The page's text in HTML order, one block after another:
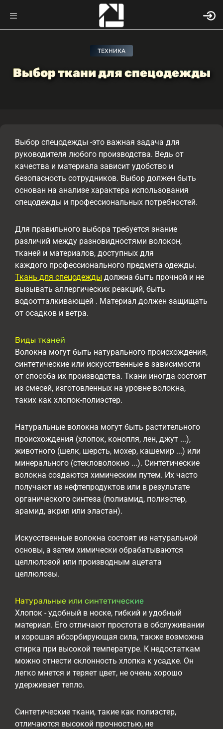
ТЕХНИКА
Выбор ткани для спецодежды
Выбор спецодежды -это важная задача для
руководителя любого производства. Ведь от
качества и материала зависит удобство и
безопасность сотрудников. Выбор должен быть
основан на анализе характера использования
спецодежды и профессиональных потребностей.
Для правильного выбора требуется знание
различий между разновидностями волокон,
тканей и материалов, доступных для
каждого профессионального предмета одежды.
Ткань для спецодежды должна быть прочной и не
вызывать аллергических реакций, быть
водоотталкивающей . Материал должен защищать
от осадков и ветра.
Виды тканей
Волокна могут быть натурального происхождения,
синтетические или искусственные в зависимости
от способа их производства. Ткани иногда состоят
из смесей, изготовленных на уровне волокна,
таких как хлопок-полиэстер.
Натуральные волокна могут быть растительного
происхождения (хлопок, конопля, лен, джут ...),
животного (шелк, шерсть, мохер, кашемир ...) или
минерального (стекловолокно ...). Синтетические
волокна создаются химическим путем. Их часто
получают из нефтепродуктов или в результате
органического синтеза (полиамид, полиэстер,
арамид, акрил или эластан).
Искусственные волокна состоят из натуральной
основы, а затем химически обрабатываются
целлюлозой или производным ацетата
целлюлозы.
Натуральные или синтетические
Хлопок - удобный в носке, гибкий и удобный
материал. Его отличают простота в обслуживании
и хорошая абсорбирующая сила, также возможна
стирка при высокой температуре. К недостаткам
можно отнести склонность хлопка к усадке. Он
легко мнется и теряет цвет, не очень хорошо
удерживает тепло.
Синтетические ткани, такие как полиэстер,
отличаются высокой прочностью, не